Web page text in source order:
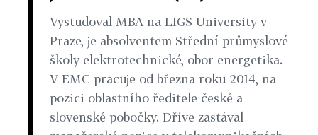
Vystudoval MBA na LIGS University v
Praze, je absolventem Střední průmyslové
školy elektrotechnické, obor energetika.
V EMC pracuje od března roku 2014, na
pozici oblastního ředitele české a
slovenské pobočky. Dříve zastával